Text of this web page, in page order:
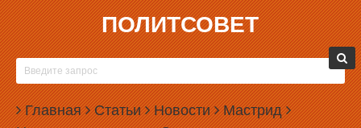
ПОЛИТСОВЕТ
Главная Статьи Новости Мастрид
15.09.2011, 10:54
МИХАИЛ ПРОХОРОВ ОТРЕКСЯ ОТ «ПРАВОГО
ДЕЛА»
Лидер «Правого дела» Михаил Прохоров предложил своим